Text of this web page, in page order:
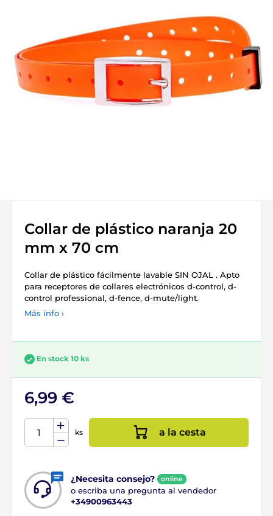
Collar de plástico naranja 20
mm x 70 cm
Collar de plástico fácilmente lavable SIN OJAL . Apto
para receptores de collares electrónicos d-control, d-
control professional, d-fence, d-mute/light.
Más info ›
En stock 10 ks
6,99 €
ks a la cesta
¿Necesita consejo? online
o escriba una pregunta al vendedor
+34900963443